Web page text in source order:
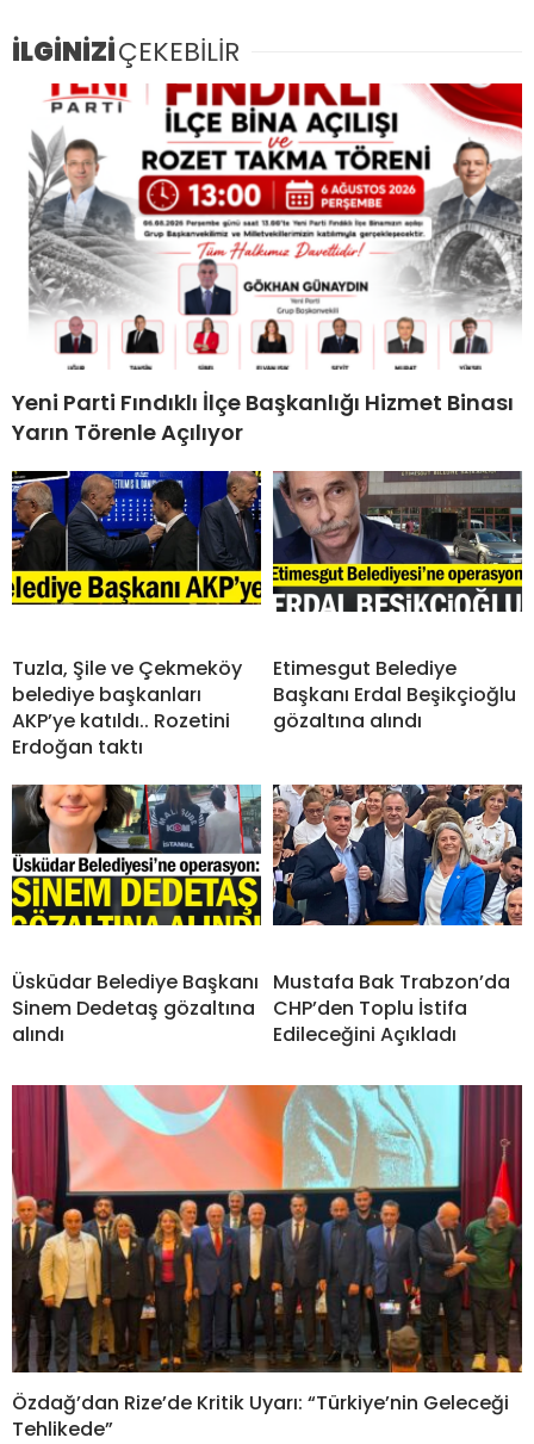
İLGİNİZİÇEKEBİLİR
Yeni Parti Fındıklı İlçe Başkanlığı Hizmet Binası
Yarın Törenle Açılıyor
Tuzla, Şile ve Çekmeköy
belediye başkanları
AKP’ye katıldı.. Rozetini
Erdoğan taktı
Etimesgut Belediye
Başkanı Erdal Beşikçioğlu
gözaltına alındı
Üsküdar Belediye Başkanı
Sinem Dedetaş gözaltına
alındı
Mustafa Bak Trabzon’da
CHP’den Toplu İstifa
Edileceğini Açıkladı
Özdağ’dan Rize’de Kritik Uyarı: “Türkiye’nin Geleceği
Tehlikede”